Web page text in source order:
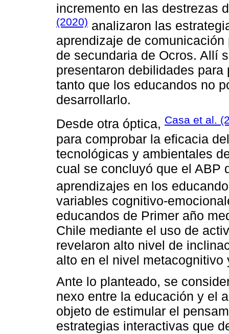
incremento en las destrezas
(2020) analizaron las
aprendizaje de
de secundaria de Ocros. Allí
presentaron debilidades
tanto que los educandos no
desarrollarlo.
Desde otra óptica, Casa et al.
para comprobar la eficacia
tecnológicas y ambientales
cual se concluyó que el ABP
aprendizajes en los
variables cognitivo-
educandos de Primer año
Chile mediante el uso de
revelaron alto nivel de
alto en el nivel
Ante lo planteado, se
nexo entre la educación y el
objeto de estimular el
estrategias interactivas que